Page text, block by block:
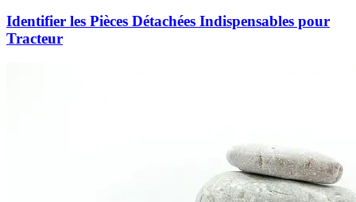
Identifier les Pièces Détachées Indispensables pour
Tracteur